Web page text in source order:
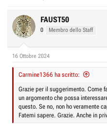
FAUST50
0 Membro dello Staff
16 Ottobre 2024
Carmine1366 ha scritto:
Grazie per il suggerimento. Come
un argomento che possa
questo. Se no, non ho veramente
Fatemi sapere. Grazie. Anche in